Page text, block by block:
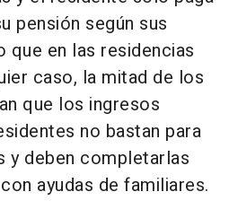
pensión según sus
que en las residencias
caso, la mitad de los
que los ingresos
no bastan para
y deben completarlas
ayudas de familiares.